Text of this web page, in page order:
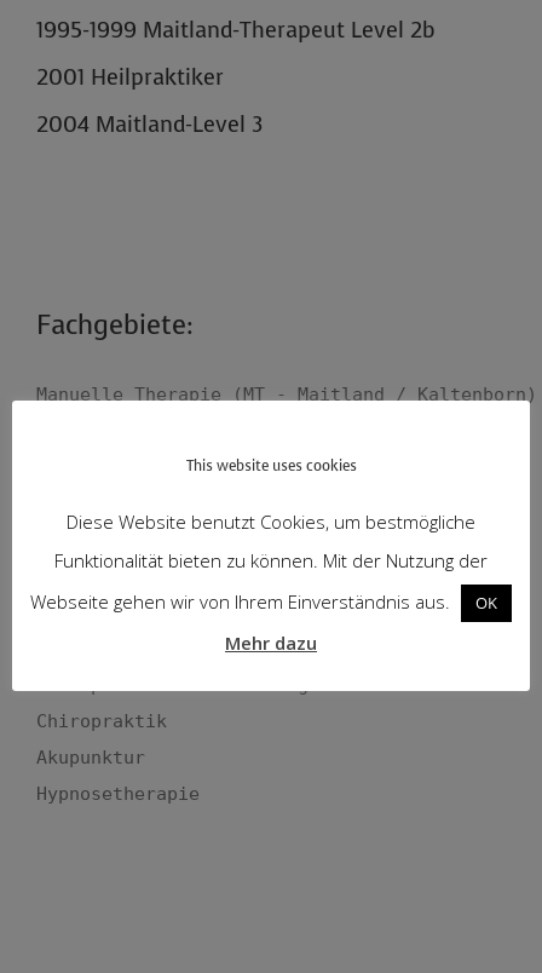
1995-1999 Maitland-Therapeut Level 2b
2001 Heilpraktiker
2004 Maitland-Level 3
Fachgebiete:
Manuelle Therapie (MT - Maitland / Kaltenborn)
Manuelle Lymphdrainage (MLD)
Gerätegestützte Krankengymnastik (KG-Gerät)
Neurologische Reha (KG-Neuro PNF)
Sportphsiotherapie
Chiropraktik
Akupunktur
Hypnosetherapie
This website uses cookies
Diese Website benutzt Cookies, um bestmögliche
Funktionalität bieten zu können. Mit der Nutzung der
Webseite gehen wir von Ihrem Einverständnis aus.
OK
Mehr dazu